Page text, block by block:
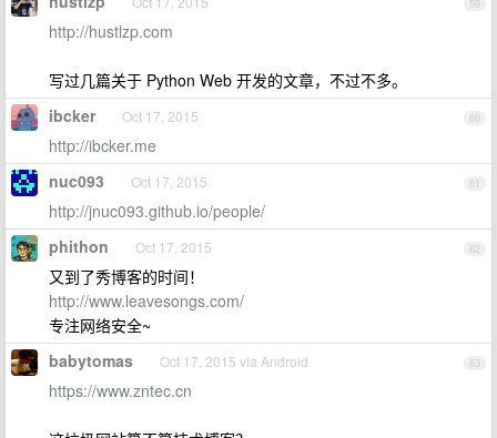
59
http://hustlzp.com
写过几篇关于 Python Web 开发的文章，不过不多。
60
ibcker Oct 17, 2015
http://ibcker.me
61
nuc093 Oct 17, 2015
http://jnuc093.github.io/people/
62
phithon Oct 17, 2015
又到了秀博客的时间！
http://www.leavesongs.com/
专注网络安全~
63
babytomas Oct 17, 2015 via Android
https://www.zntec.cn